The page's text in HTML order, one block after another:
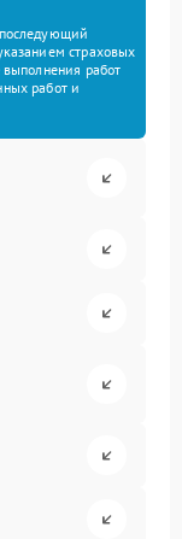
страховых
выполнения работ
работ и